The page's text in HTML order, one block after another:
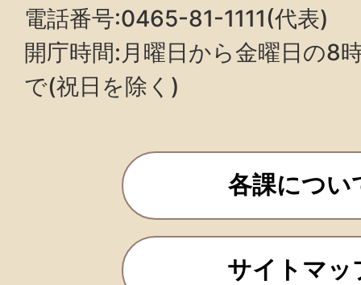
電話番号:0465-81-1111(代表)
開庁時間:月曜日から金曜日の8
で(祝日を除く)
各課につい
サイトマッ